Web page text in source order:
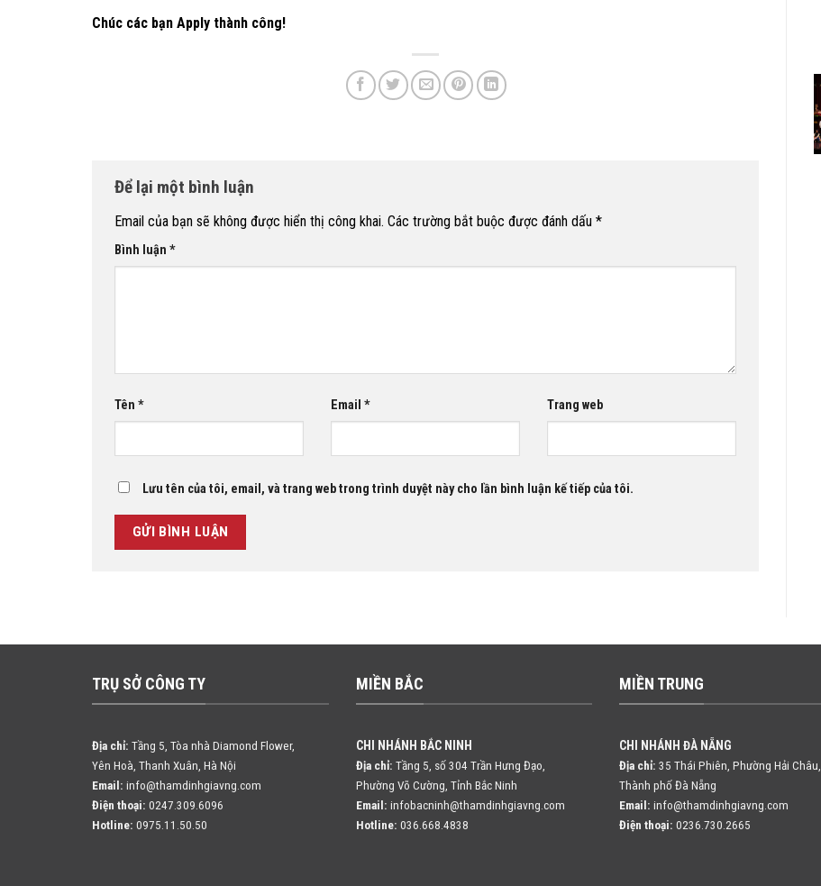
Chúc các bạn Apply thành công!
Để lại một bình luận
Email của bạn sẽ không được hiển thị công khai. Các trường bắt buộc được đánh dấu *
Bình luận *
Tên * Email * Trang web
Lưu tên của tôi, email, và trang web trong trình duyệt này cho lần bình luận kế tiếp của tôi.
TRỤ SỞ CÔNG TY
Địa chỉ: Tầng 5, Tòa nhà Diamond Flower,
Yên Hoà, Thanh Xuân, Hà Nội
Email: info@thamdinhgiavng.com
Điện thoại: 0247.309.6096
Hotline: 0975.11.50.50
MIỀN BẮC
CHI NHÁNH BẮC NINH
Địa chỉ: Tầng 5, số 304 Trần Hưng Đạo,
Phường Võ Cường, Tỉnh Bắc Ninh
Email: infobacninh@thamdinhgiavng.com
Hotline: 036.668.4838
MIỀN TRUNG
CHI NHÁNH ĐÀ NẴNG
Địa chỉ: 35 Thái Phiên, Phường Hải Châu,
Thành phố Đà Nẵng
Email: info@thamdinhgiavng.com
Điện thoại: 0236.730.2665